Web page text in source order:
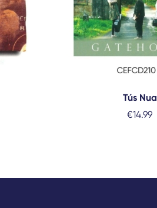
Tús Nua
€14.99